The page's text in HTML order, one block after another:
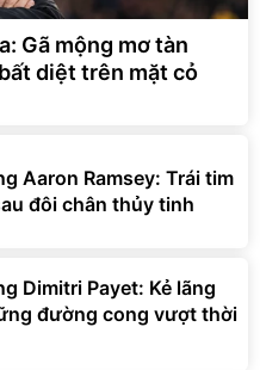
Gã mộng mơ tàn
diệt trên mặt cỏ
Aaron Ramsey: Trái tim
đôi chân thủy tinh
Dimitri Payet: Kẻ lãng
đường cong vượt thời